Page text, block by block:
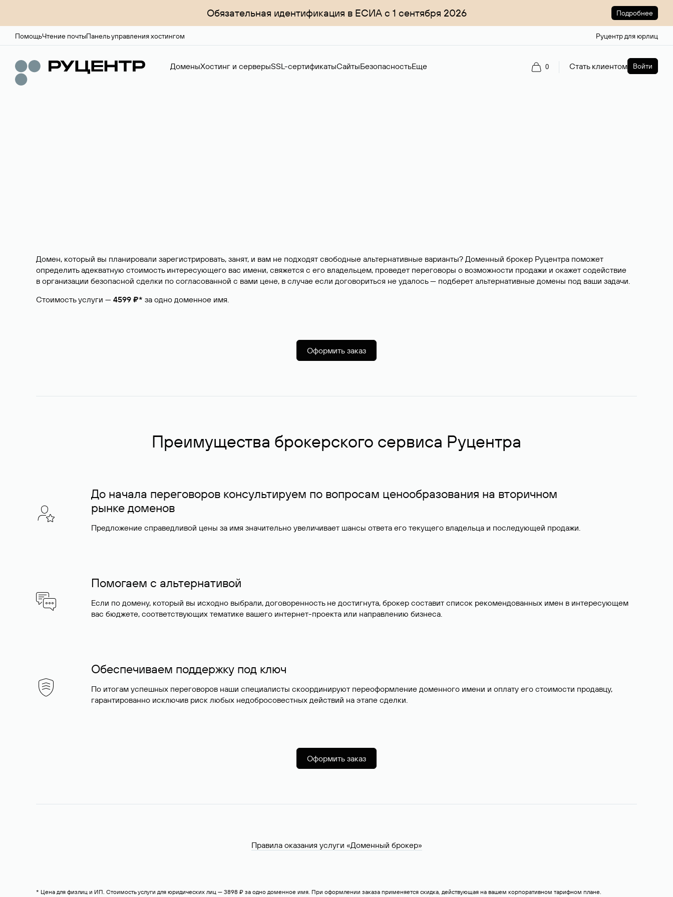
Обязательная идентификация в ЕСИА с 1 сентября 2026 Подробнее
ПомощьЧтение почтыПанель управления хостингом Руцентр для юрлиц
ДоменыХостинг и серверыSSL-сертификатыСайтыБезопасностьЕще 0 Стать клиентом Войти
Домен, который вы планировали зарегистрировать, занят, и вам не подходят свободные альтернативные варианты? Доменный брокер Руцентра поможет
определить адекватную стоимость интересующего вас имени, свяжется с его владельцем, проведет переговоры о возможности продажи и окажет содействие
в организации безопасной сделки по согласованной с вами цене, в случае если договориться не удалось — подберет альтернативные домены под ваши задачи.
Стоимость услуги — 4599 ₽* за одно доменное имя.
Оформить заказ
Преимущества брокерского сервиса Руцентра
До начала переговоров консультируем по вопросам ценообразования на вторичном
рынке доменов
Предложение справедливой цены за имя значительно увеличивает шансы ответа его текущего владельца и последующей продажи.
Помогаем с альтернативой
Если по домену, который вы исходно выбрали, договоренность не достигнута, брокер составит список рекомендованных имен в интересующем
вас бюджете, соответствующих тематике вашего интернет-проекта или направлению бизнеса.
Обеспечиваем поддержку под ключ
По итогам успешных переговоров наши специалисты скоординируют переоформление доменного имени и оплату его стоимости продавцу,
гарантированно исключив риск любых недобросовестных действий на этапе сделки.
Оформить заказ
Правила оказания услуги «Доменный брокер»
* Цена для физлиц и ИП. Стоимость услуги для юридических лиц — 3898 ₽ за одно доменное имя. При оформлении заказа применяется скидка, действующая на вашем корпоративном тарифном плане.